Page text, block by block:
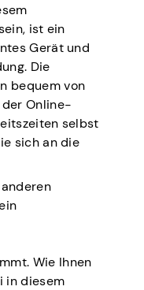
ist ein
Gerät und
Die
bequem von
der Online-
selbst
sich an die
Wie Ihnen
in diesem